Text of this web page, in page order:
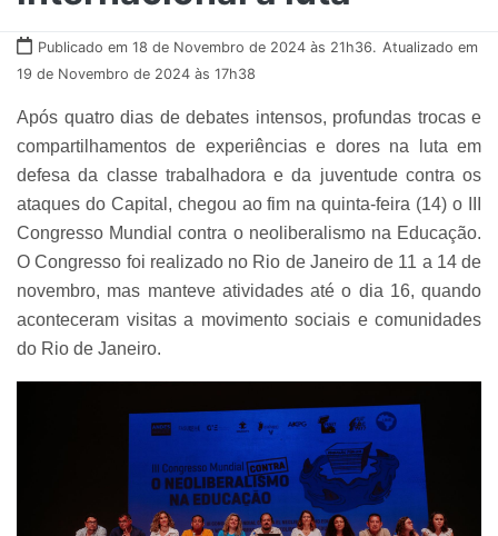
Publicado em 18 de Novembro de 2024 às 21h36. Atualizado em
19 de Novembro de 2024 às 17h38
Após quatro dias de debates intensos, profundas trocas e
compartilhamentos de experiências e dores na luta em
defesa da classe trabalhadora e da juventude contra os
ataques do Capital, chegou ao fim na quinta-feira (14) o III
Congresso Mundial contra o neoliberalismo na Educação.
O Congresso foi realizado no Rio de Janeiro de 11 a 14 de
novembro, mas manteve atividades até o dia 16, quando
aconteceram visitas a movimento sociais e comunidades
do Rio de Janeiro.